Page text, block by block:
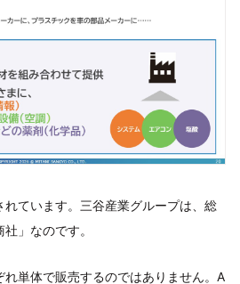
ています。三谷産業グループは、総
」なのです。
単体で販売するのではありません。A